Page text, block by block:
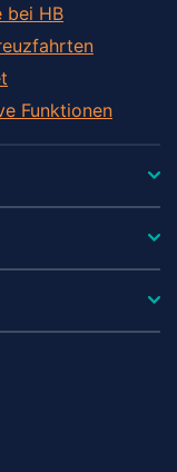
bei HB
Funktionen